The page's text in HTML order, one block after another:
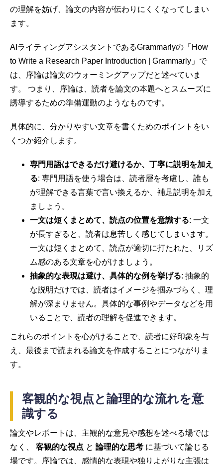
の理解を妨げ、論文の内容が伝わりにくくなってしまい
ます。
AIライティングアシスタントであるGrammarlyの「How
to Write a Research Paper Introduction | Grammarly」で
は、序論は論文のウォーミングアップだと述べていま
す。 つまり、序論は、読者を論文の本題へとスムーズに
誘導するための準備運動のようなものです。
具体的に、分かりやすい文章を書くためのポイントをい
くつか紹介します。
専門用語はできるだけ避けるか、丁寧に説明を加え
る: 専門用語を使う場合は、読者層を考慮し、誰も
が理解できる言葉で言い換えるか、補足説明を加え
ましょう。
一文は短くまとめて、読点の位置を意識する: 一文
が長すぎると、読者は息苦しく感じてしまいます。
一文は短くまとめて、読点が適切に打たれた、リズ
ム感のある文章を心がけましょう。
抽象的な表現は避け、具体的な例を挙げる: 抽象的
な説明だけでは、読者はイメージを掴みづらく、理
解が深まりません。具体的な事例やデータなどを用
いることで、読者の理解を促進できます。
これらのポイントを心がけることで、読者に好印象を与
え、最後まで読まれる論文を作成することにつながりま
す。
客観的な視点と論理的な流れを意
識する
論文やレポートは、主観的な意見や感想を述べる場では
なく、 客観的な視点 と 論理的な思考 に基づいて論じる
場です。序論では、感情的な表現や独りよがりな主張は